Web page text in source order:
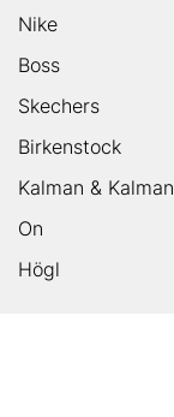
Nike
Boss
Skechers
Birkenstock
Kalman & Kalman
On
Högl